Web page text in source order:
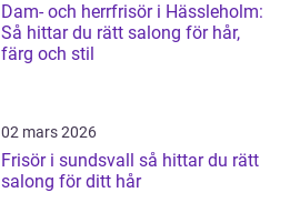
Dam- och herrfrisör i Hässleholm:
Så hittar du rätt salong för hår,
färg och stil
02 mars 2026
Frisör i sundsvall så hittar du rätt
salong för ditt hår